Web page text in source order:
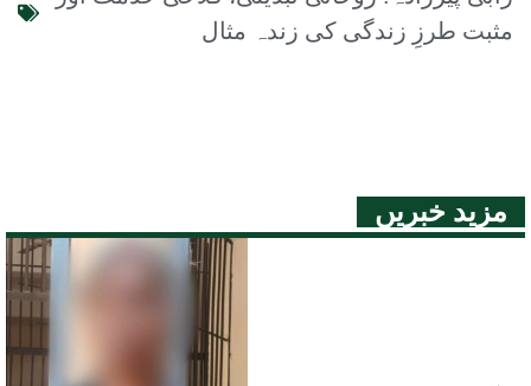
مثبت طرزِ زندگی کی زندہ مثال
مزید خبریں